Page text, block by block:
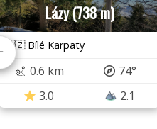
Lázy (738 m)
🇨🇿 Bílé Karpaty
0.6 km
74°
3.0
2.1